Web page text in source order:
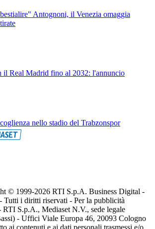
Antognoni, il Venezia omaggia
il Real Madrid fino al 2032: l'annuncio
nello stadio del Trabzonspor
© 1999-2026 RTI S.p.A. Business Digital -
Tutti i diritti riservati - Per la pubblicità
S.p.A., Mediaset N.V., sede legale
- Uffici Viale Europa 46, 20093 Cologno